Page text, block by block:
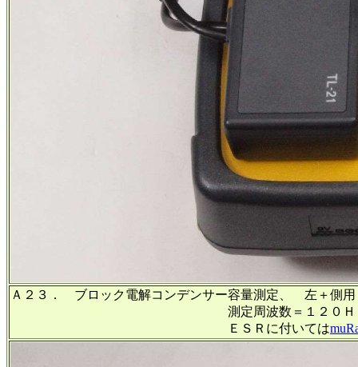
Ａ２３． ブロック電解コンデンサー容量測定、 左＋側用
測定周波数＝１２０Ｈｚ、ＥＳＲは測
ＥＳＲに付いては